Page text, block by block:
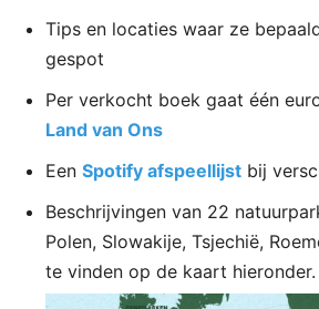
Tips en locaties waar ze
gespot
Per verkocht boek gaat één
Land van Ons
Een Spotify afspeellijst bij
Beschrijvingen van 22
Polen, Slowakije, Tsjechië,
te vinden op de kaart hieronder.